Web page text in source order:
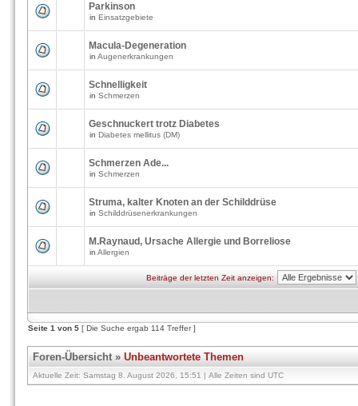
Parkinson
in Einsatzgebiete
Macula-Degeneration
in Augenerkrankungen
Schnelligkeit
in Schmerzen
Geschnuckert trotz Diabetes
in Diabetes mellitus (DM)
Schmerzen Ade...
in Schmerzen
Struma, kalter Knoten an der Schilddrüse
in Schilddrüsenerkrankungen
M.Raynaud, Ursache Allergie und Borreliose
in Allergien
Beiträge der letzten Zeit anzeigen:
Seite 1 von 5 [ Die Suche ergab 114 Treffer ]
Foren-Übersicht» Unbeantwortete Themen
Aktuelle Zeit: Samstag 8. August 2026, 15:51 | Alle Zeiten sind UTC